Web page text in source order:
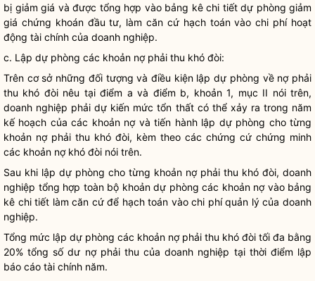
bị giảm giá và được tổng hợp vào bảng kê chi tiết dự phòng giảm
giá chứng khoán đầu tư, làm căn cứ hạch toán vàochi phíhoạt
động tài chính của doanh nghiệp.
c. Lập dự phòng các khoản nợ phải thu khó đòi:
Trên cơ sở những đối tượng và điều kiện lập dự phòng về nợ phải
thu khó đòi nêu tại điểm a và điểm b, khoản 1, mục II nói trên,
doanh nghiệp phải dự kiến mức tổn thất có thể xảy ra trong năm
kế hoạch của các khoản nợ và tiến hành lập dự phòng cho từng
khoản nợ phải thu khó đòi, kèm theo các chứng cứ chứng minh
các khoản nợ khó đòi nói trên.
Sau khi lập dự phòng cho từng khoản nợ phải thu khó đòi, doanh
nghiệp tổng hợp toàn bộ khoản dự phòng các khoản nợ vào bảng
kê chi tiết làm căn cứ để hạch toán vàochi phíquản lý củadoanh
nghiệp.
Tổng mức lập dự phòng các khoản nợ phải thu khó đòi tối đa bằng
20% tổng số dư nợ phải thu củadoanh nghiệp tại thời điểm lập
báo cáo tài chính năm.